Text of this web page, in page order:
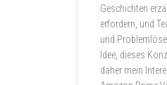
Geschichten
erfordern, und
und
Idee, dieses
daher mein